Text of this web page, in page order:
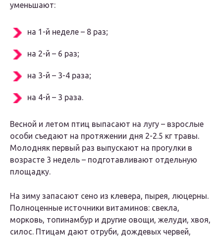
уменьшают:
на 1-й неделе – 8 раз;
на 2-й – 6 раз;
на 3-й – 3-4 раза;
на 4-й – 3 раза.
Весной и летом птиц выпасают на лугу – взрослые
особи съедают на протяжении дня 2-2.5 кг травы.
Молодняк первый раз выпускают на прогулки в
возрасте 3 недель – подготавливают отдельную
площадку.
На зиму запасают сено из клевера, пырея, люцерны.
Полноценные источники витаминов: свекла,
морковь, топинамбур и другие овощи, желуди, хвоя,
силос. Птицам дают отруби, дождевых червей,